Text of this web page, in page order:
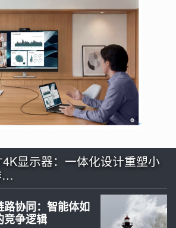
显示器：一体化设计重塑小
…
协同：智能体如
竞争逻辑